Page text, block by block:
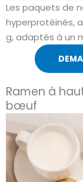
Les paquets de
hyperprotéinés,
g, adaptés à un
Ramen à
bœuf